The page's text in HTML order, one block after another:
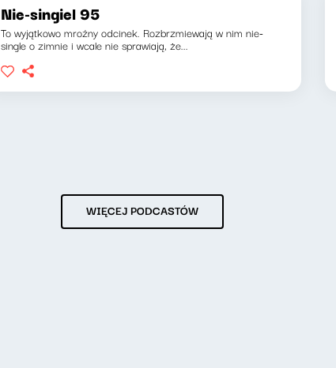
Nie-singiel 95
To wyjątkowo mroźny odcinek. Rozbrzmiewają w nim nie-
single o zimnie i wcale nie sprawiają, że...
WIĘCEJ PODCASTÓW